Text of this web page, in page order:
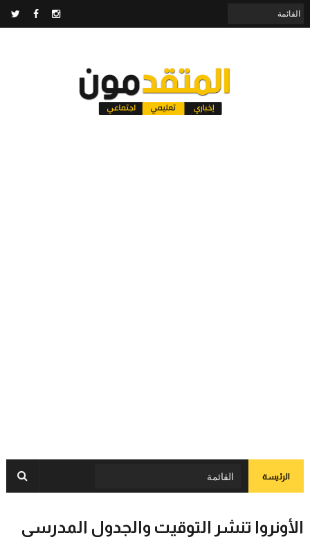
الرئيسة
الأونروا تنشر التوقيت والجدول المدرسي